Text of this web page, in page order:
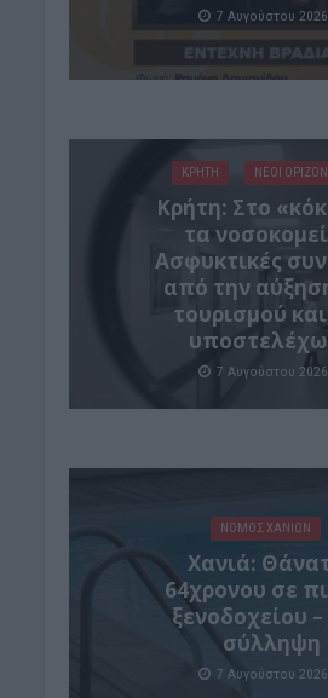
7 Αυγούστου 2026
ΚΡΗΤΗ ΝΕΟΙ
Κρήτη: Στο
τα
Ασφυκτικές
από την
τουρισμού
7 Αυγούστου 2026
ΝΟΜΌΣ ΧΑΝΊΩΝ
Χανιά:
64χρονου σε
ξενοδοχείου
σύλληψη
7 Αυγούστου 2026